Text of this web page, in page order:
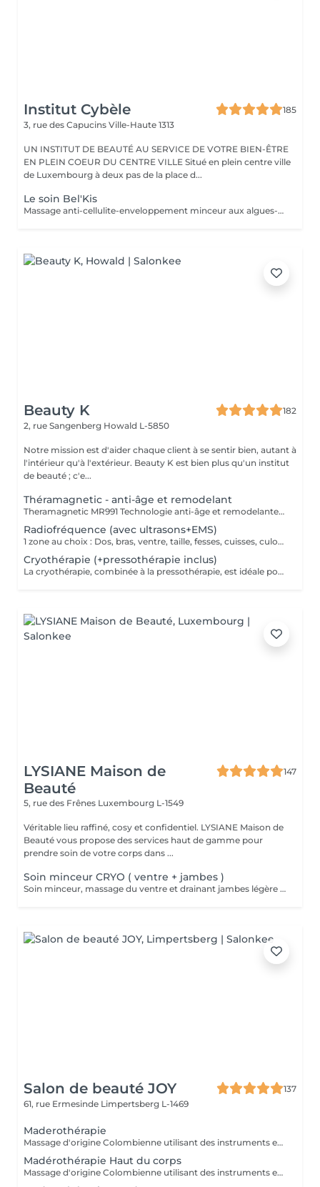
Institut Cybèle
185
3, rue des Capucins Ville-Haute 1313
UN INSTITUT DE BEAUTÉ AU SERVICE DE VOTRE BIEN-ÊTRE
EN PLEIN COEUR DU CENTRE VILLE Situé en plein centre ville
de Luxembourg à deux pas de la place d...
Le soin Bel'Kis
Massage anti-cellulite-enveloppement minceur aux algues-application de gel cryogène. La légende désigne Belkis (la reine de Saba) d'allure souple et élégante, comme l'un des symboles de la beauté. Le soin Belkis est un soin spécifique minceur complet : amincissant-raffermissant-drainant, à base d'huiles essentielles de citron et cyprès, caféine et algues laminaires. Soin très puissant car au maximum de concentration des huiles essentielles autorisés.
Beauty K
182
2, rue Sangenberg Howald L-5850
Notre mission est d'aider chaque client à se sentir bien, autant à
l'intérieur qu'à l'extérieur. Beauty K est bien plus qu'un institut
de beauté ; c'e...
Théramagnetic - anti-âge et remodelant
Theramagnetic MR991 Technologie anti-âge et remodelante pour le corps et le visage Le Theramagnetic est un soin non-invasif alliant endomassage mécanique et champs magnétiques pulsés à résonance stochastique (CMPS). Cette technologie brevetée, D.E.S., stimule intensément la régénération cellulaire, améliore la circulation sanguine et lymphatique, et restaure visiblement l'élasticité de la peau. Endomassage Mécanique (MRM) : grâce à deux rouleaux motorisés et une aspiration douce, il reproduit un massage profond qui déstocke les graisses, raffermit les tissus et favorise un drainage naturel. Champs magnétiques pulsés (CMPS) : ils envoient des micro-courants qui relancent l'activité cellulaire, améliorent l'oxygénation, éliminent les toxines et boostent la production de collagène et d'élastine. Résultat : une peau plus lisse, plus lumineuse, dès les premières séances. Des résultats mesurables dès la 1ère séance : Jusqu'à -9,7 cm de tour de taille* +52,65 % d'activité des fibroblastes (cellules de régénération) Visage & Corps : le Theramagnetic s'adapte aux différentes zones, y compris le visage et le cou, pour un effet liftant et anti-âge immédiat. Recommandation : une cure de 7 séances, à raison de 1 à 2 séances par semaine, pour des résultats durables et visibles (raffermissement, réduction des rides, amélioration de la silhouette, drainage).
Radiofréquence (avec ultrasons+EMS)
1 zone au choix : Dos, bras, ventre, taille, fesses, cuisses, culotte de cheval, etc. La technologie ondes électromagnétiques par radiofréquence provoque la rotation des molécules d'eau et génère le réchauffement des tissus cutanés et sous-cutanés. Cette chaleur a pour effet de stimuler le métabolisme, provoquant un ensemble de réactions qui accélère le processus d'élimination des graisses tenaces.
Cryothérapie (+pressothérapie inclus)
La cryothérapie, combinée à la pressothérapie, est idéale pour traiter la cellulite, les douleurs et inflammations. Ce soin par le froid favorise la récupération physique, améliore la circulation et raffermit la peau. En plus de tonifier les tissus et éliminer les capitons, la cryothérapie procure un moment de relaxation grâce à la production d'endorphines stimulée par le froid.
LYSIANE Maison de
Beauté
147
5, rue des Frênes Luxembourg L-1549
Véritable lieu raffiné, cosy et confidentiel. LYSIANE Maison de
Beauté vous propose des services haut de gamme pour
prendre soin de votre corps dans ...
Soin minceur CRYO ( ventre + jambes )
Soin minceur, massage du ventre et drainant jambes légère associé a un enveloppement bandes / liquide CRYO pour un effet raffermissant +++
Salon de beauté JOY
137
61, rue Ermesinde Limpertsberg L-1469
Maderothérapie
Massage d'origine Colombienne utilisant des instruments en bois naturel pour remodeler le corps, briser les graisses, stimuler le système lymphatique et lisser la peau. Cette méthode non invasive cible la cellulite ( cuisse , ventre, bras ) et raffermie la silhouette.
Madérothérapie Haut du corps
Massage d'origine Colombienne utilisant des instruments en bois naturel pour remodeler le corps, briser les graisses, stimuler le système lymphatique et lisser la peau. Cette méthode non invasive cible la cellulite ( cuisse , ventre, bras ) et raffermie la silhouette.